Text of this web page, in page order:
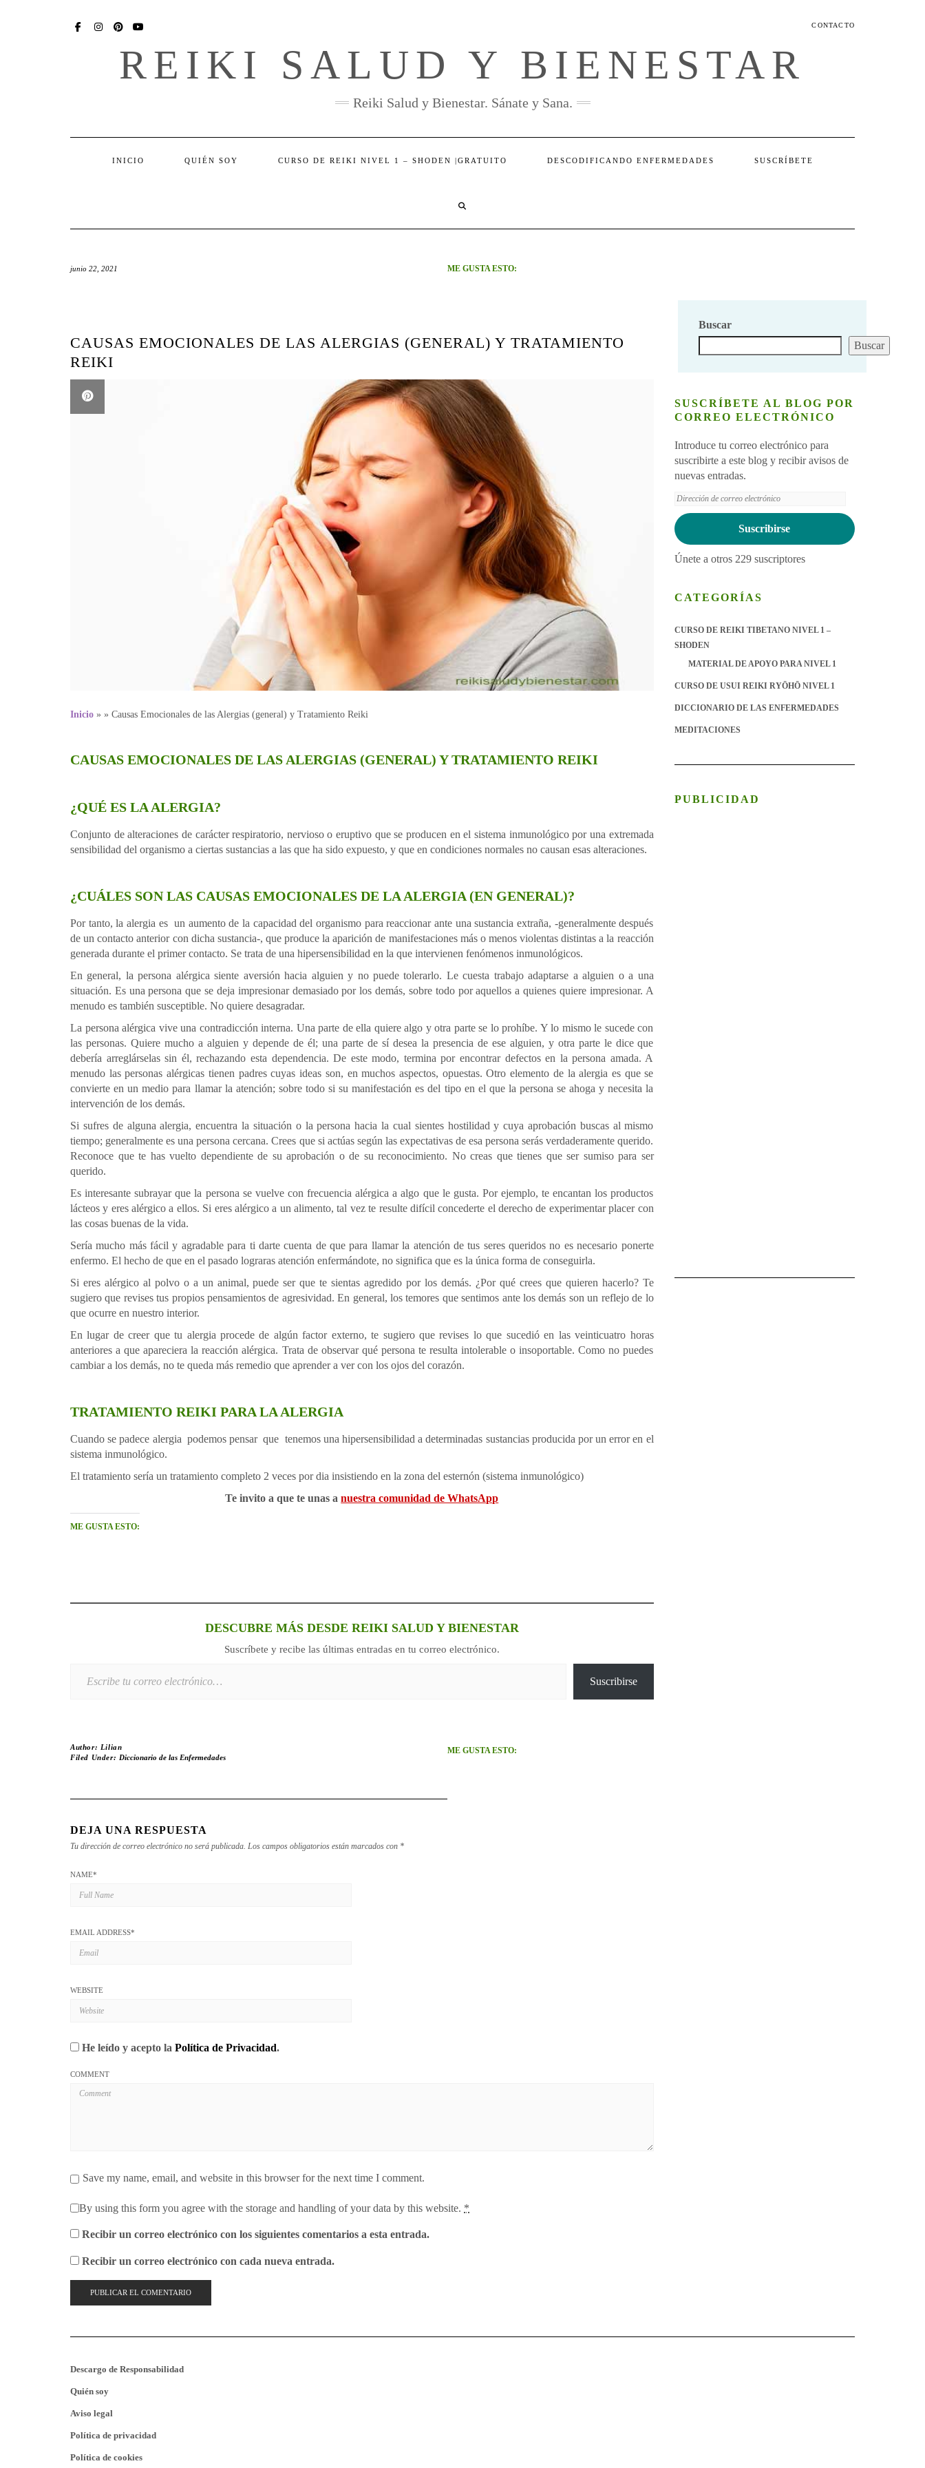
SOCIAL CONTACTO
REIKI SALUD Y BIENESTAR
Reiki Salud y Bienestar. Sánate y Sana.
INICIO QUIÉN SOY CURSO DE REIKI NIVEL 1 – SHODEN |GRATUITO DESCODIFICANDO ENFERMEDADES SUSCRÍBETE
junio 22, 2021 ME GUSTA ESTO:
CAUSAS EMOCIONALES DE LAS ALERGIAS (GENERAL) Y TRATAMIENTO
REIKI
Inicio » » Causas Emocionales de las Alergias (general) y Tratamiento Reiki
CAUSAS EMOCIONALES DE LAS ALERGIAS (GENERAL) Y TRATAMIENTO REIKI
¿QUÉ ES LA ALERGIA?
Conjunto de alteraciones de carácter respiratorio, nervioso o eruptivo que se producen en el sistema inmunológico por una extremada
sensibilidad del organismo a ciertas sustancias a las que ha sido expuesto, y que en condiciones normales no causan esas alteraciones.
¿CUÁLES SON LAS CAUSAS EMOCIONALES DE LA ALERGIA (EN GENERAL)?
Por tanto, la alergia es un aumento de la capacidad del organismo para reaccionar ante una sustancia extraña, -generalmente después
de un contacto anterior con dicha sustancia-, que produce la aparición de manifestaciones más o menos violentas distintas a la reacción
generada durante el primer contacto. Se trata de una hipersensibilidad en la que intervienen fenómenos inmunológicos.
En general, la persona alérgica siente aversión hacia alguien y no puede tolerarlo. Le cuesta trabajo adaptarse a alguien o a una
situación. Es una persona que se deja impresionar demasiado por los demás, sobre todo por aquellos a quienes quiere impresionar. A
menudo es también susceptible. No quiere desagradar.
La persona alérgica vive una contradicción interna. Una parte de ella quiere algo y otra parte se lo prohíbe. Y lo mismo le sucede con
las personas. Quiere mucho a alguien y depende de él; una parte de sí desea la presencia de ese alguien, y otra parte le dice que
debería arreglárselas sin él, rechazando esta dependencia. De este modo, termina por encontrar defectos en la persona amada. A
menudo las personas alérgicas tienen padres cuyas ideas son, en muchos aspectos, opuestas. Otro elemento de la alergia es que se
convierte en un medio para llamar la atención; sobre todo si su manifestación es del tipo en el que la persona se ahoga y necesita la
intervención de los demás.
Si sufres de alguna alergia, encuentra la situación o la persona hacia la cual sientes hostilidad y cuya aprobación buscas al mismo
tiempo; generalmente es una persona cercana. Crees que si actúas según las expectativas de esa persona serás verdaderamente querido.
Reconoce que te has vuelto dependiente de su aprobación o de su reconocimiento. No creas que tienes que ser sumiso para ser
querido.
Es interesante subrayar que la persona se vuelve con frecuencia alérgica a algo que le gusta. Por ejemplo, te encantan los productos
lácteos y eres alérgico a ellos. Si eres alérgico a un alimento, tal vez te resulte difícil concederte el derecho de experimentar placer con
las cosas buenas de la vida.
Sería mucho más fácil y agradable para ti darte cuenta de que para llamar la atención de tus seres queridos no es necesario ponerte
enfermo. El hecho de que en el pasado lograras atención enfermándote, no significa que es la única forma de conseguirla.
Si eres alérgico al polvo o a un animal, puede ser que te sientas agredido por los demás. ¿Por qué crees que quieren hacerlo? Te
sugiero que revises tus propios pensamientos de agresividad. En general, los temores que sentimos ante los demás son un reflejo de lo
que ocurre en nuestro interior.
En lugar de creer que tu alergia procede de algún factor externo, te sugiero que revises lo que sucedió en las veinticuatro horas
anteriores a que apareciera la reacción alérgica. Trata de observar qué persona te resulta intolerable o insoportable. Como no puedes
cambiar a los demás, no te queda más remedio que aprender a ver con los ojos del corazón.
TRATAMIENTO REIKI PARA LA ALERGIA
Cuando se padece alergia podemos pensar que tenemos una hipersensibilidad a determinadas sustancias producida por un error en el
sistema inmunológico.
El tratamiento sería un tratamiento completo 2 veces por dia insistiendo en la zona del esternón (sistema inmunológico)
Te invito a que te unas anuestra comunidad de WhatsApp
ME GUSTA ESTO:
DESCUBRE MÁS DESDE REIKI SALUD Y BIENESTAR
Suscríbete y recibe las últimas entradas en tu correo electrónico.
Suscribirse
Author: Lilian
Filed Under: Diccionario de las Enfermedades
ME GUSTA ESTO:
DEJA UNA RESPUESTA
Tu dirección de correo electrónico no será publicada. Los campos obligatorios están marcados con *
NAME*
EMAIL ADDRESS*
WEBSITE
He leído y acepto la Política de Privacidad.
COMMENT
Save my name, email, and website in this browser for the next time I comment.
By using this form you agree with the storage and handling of your data by this website. *
Recibir un correo electrónico con los siguientes comentarios a esta entrada.
Recibir un correo electrónico con cada nueva entrada.
Buscar
Buscar
SUSCRÍBETE AL BLOG POR
CORREO ELECTRÓNICO
Introduce tu correo electrónico para
suscribirte a este blog y recibir avisos de
nuevas entradas.
Dirección
de
correo
electrónico
Suscribirse
Únete a otros 229 suscriptores
CATEGORÍAS
CURSO DE REIKI TIBETANO NIVEL 1 –
SHODEN
MATERIAL DE APOYO PARA NIVEL 1
CURSO DE USUI REIKI RYŌHŌ NIVEL 1
DICCIONARIO DE LAS ENFERMEDADES
MEDITACIONES
PUBLICIDAD
Descargo de Responsabilidad
Quién soy
Aviso legal
Política de privacidad
Política de cookies